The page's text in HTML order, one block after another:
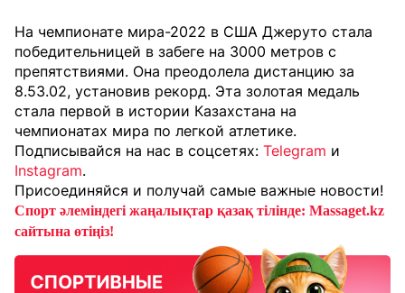
На чемпионате мира-2022 в США Джеруто стала
победительницей в забеге на 3000 метров с
препятствиями. Она преодолела дистанцию за
8.53.02, установив рекорд. Эта золотая медаль
стала первой в истории Казахстана на
чемпионатах мира по легкой атлетике.
Подписывайся на нас в соцсетях: Telegram и
Instagram.
Присоединяйся и получай самые важные новости!
Спорт әлеміндегі жаңалықтар қазақ тілінде: Massaget.kz
сайтына өтіңіз!